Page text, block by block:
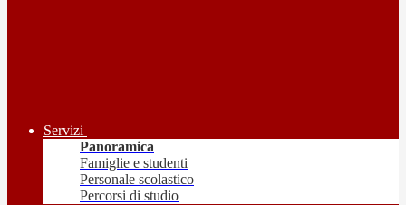
Servizi
Panoramica
Famiglie e studenti
Personale scolastico
Percorsi di studio